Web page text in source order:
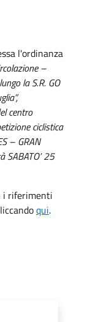
l'ordinanza
–
la S.R. GO
centro
ciclistica
– GRAN
SABATO’ 25
i riferimenti
qui.